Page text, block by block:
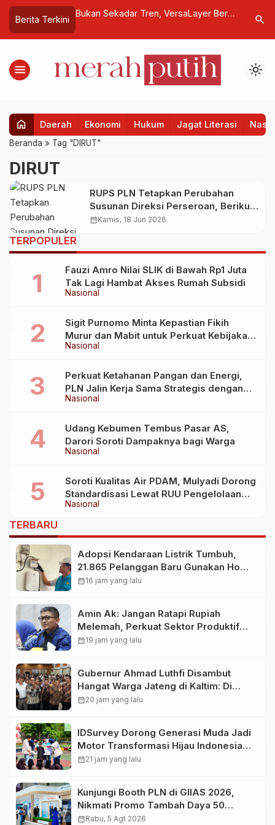
Berita Terkini
Layak bagi
Bukan Sekadar Tren, VersaLayer Beri
search
menu light_mode
home Daerah Ekonomi Hukum Jagat Literasi
Beranda » Tag "DIRUT"
DIRUT
RUPS PLN Tetapkan Perubahan
Susunan Direksi Perseroan, Berikut
Rinciannya
calendar_monthKamis, 18 Jun 2026
TERPOPULER
Nasional
Fauzi Amro Nilai SLIK di Bawah Rp1 Juta
Tak Lagi Hambat Akses Rumah Subsidi
Nasional
Sigit Purnomo Minta Kepastian Fikih
Murur dan Mabit untuk Perkuat Kebijakan
Haji
Nasional
Perkuat Ketahanan Pangan dan Energi,
PLN Jalin Kerja Sama Strategis dengan
Kementerian Kelautan dan Perikanan
Nasional
Udang Kebumen Tembus Pasar AS,
Darori Soroti Dampaknya bagi Warga
Nasional
Soroti Kualitas Air PDAM, Mulyadi Dorong
Standardisasi Lewat RUU Pengelolaan
Air Minum
TERBARU
Adopsi Kendaraan Listrik Tumbuh,
21.865 Pelanggan Baru Gunakan Home
Charging Services PLN pada
calendar_month16 jam yang lalu
Amin Ak: Jangan Ratapi Rupiah
Melemah, Perkuat Sektor Produktif
Negara
calendar_month19 jam yang lalu
Gubernur Ahmad Luthfi Disambut
Hangat Warga Jateng di Kaltim: Di
Mana Bumi Dipijak, Di Situ Langit
calendar_month20 jam yang lalu
IDSurvey Dorong Generasi Muda Jadi
Motor Transformasi Hijau Indonesia
,Tanamkan Kesadaran Lingkungan
calendar_month21 jam yang lalu
Kunjungi Booth PLN di GIIAS 2026,
Nikmati Promo Tambah Daya 50
Persen
calendar_monthRabu, 5 Agt 2026